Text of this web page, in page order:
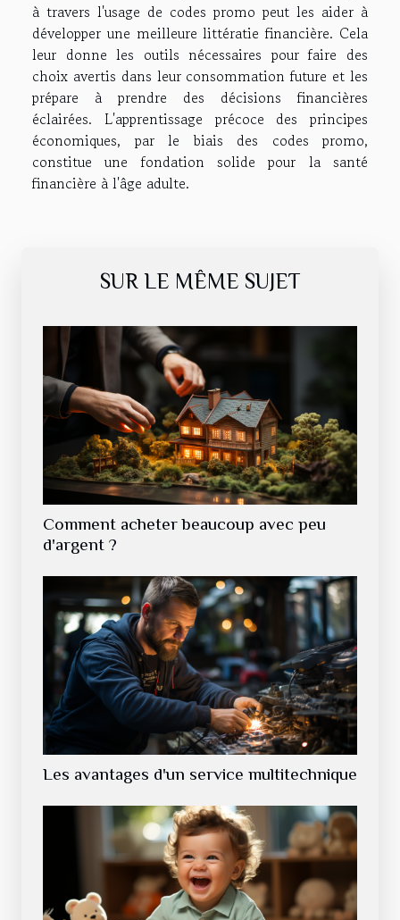
à travers l'usage de codes promo peut les aider à
développer une meilleure littératie financière. Cela
leur donne les outils nécessaires pour faire des
choix avertis dans leur consommation future et les
prépare à prendre des décisions financières
éclairées. L'apprentissage précoce des principes
économiques, par le biais des codes promo,
constitue une fondation solide pour la santé
financière à l'âge adulte.
SUR LE MÊME SUJET
Comment acheter beaucoup avec peu
d'argent ?
Les avantages d'un service multitechnique